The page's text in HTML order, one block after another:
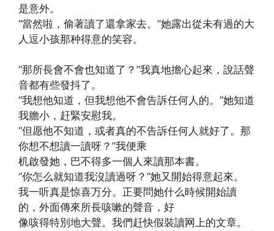
是意外。
“當然啦，偷著讀了還拿家去。”她露出從未有過的大
人逗小孩那种得意的笑容。
“那所長會不會也知道了？”我真地擔心起來，說話聲
音都有些發抖了。
“我想他知道，但我想他不會告訴任何人的。”她知道
我膽小，赶緊安慰我。
“但愿他不知道，或者真的不告訴任何人就好了。那
你想不想讀一讀呀？”我便乘
机啟發她，巴不得多一個人來讀那本書。
“你怎么就知道我沒讀過呀？”她又開始得意起來。
我一听真是惊喜万分。正要問她什么時候開始讀
的，外面傳來所長咳嗽的聲音，好
像咳得特別地大聲。我們赶快假裝讀网上的文章。